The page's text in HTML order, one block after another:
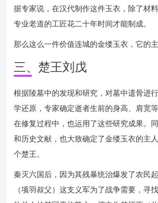
据专家说，在汉代制作这件玉衣，除了材
专业老道的工匠花二十年时间才能制成。
那么这么一件价值连城的金缕玉衣，它的
三、楚王刘戊
根据陵墓中的发现和研究，对墓中遗骨进行
学还原，专家确定逝者生前的身高、肩宽
在修复过程中，也运用了这些研究成果。
和历史文献，也大致确定了金缕玉衣的主
个楚王。
秦灭六国后，因为其残暴统治爆发了农民
（项羽叔父）这支义军为了战争需要，寻